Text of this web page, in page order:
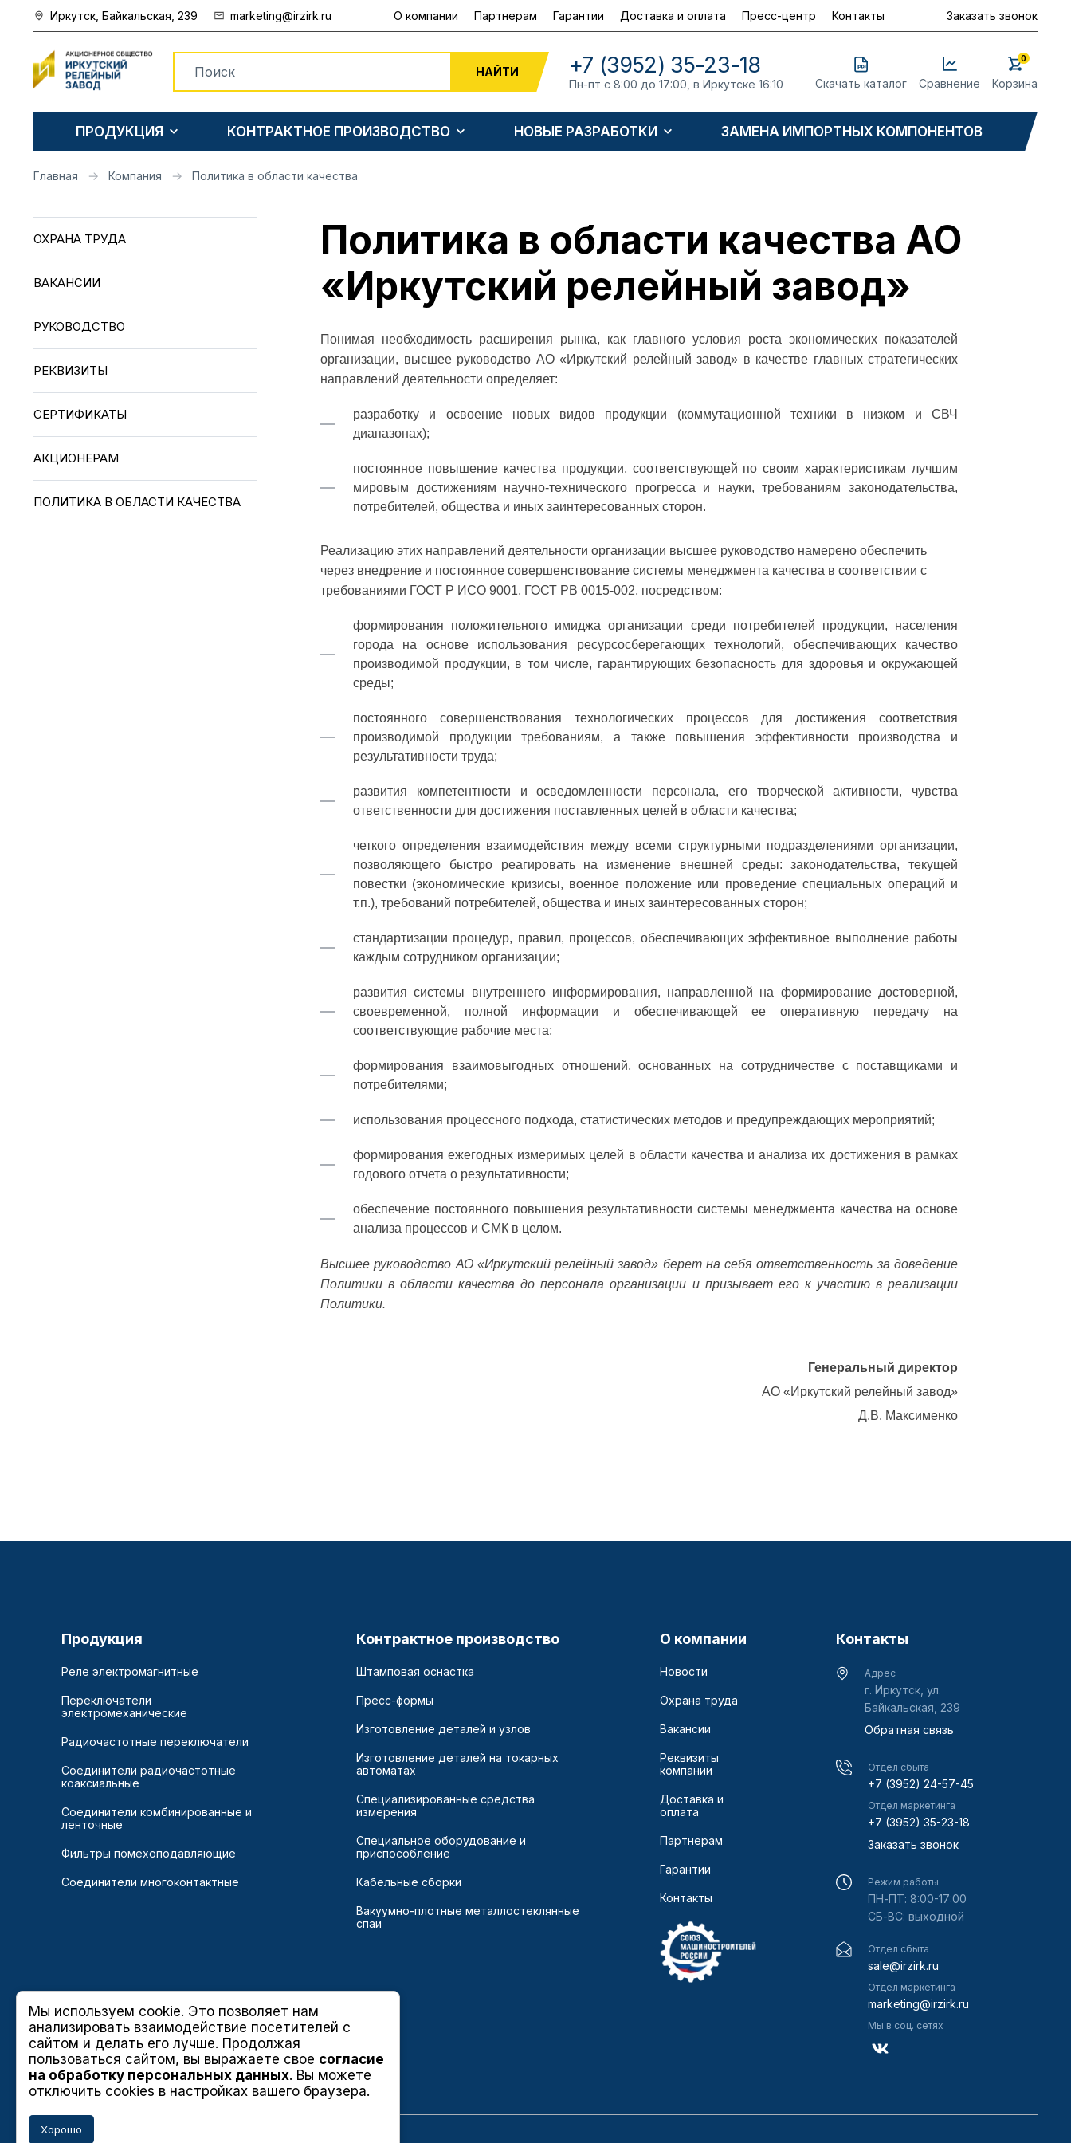
Иркутск, Байкальская, 239 marketing@irzirk.ru О компании Партнерам Гарантии Доставка и оплата Пресс-центр Контакты Заказать звонок
НАЙТИ +7 (3952) 35-23-18
Пн-пт с 8:00 до 17:00, в Иркутске 16:10 Скачать каталог Сравнение Корзина
0
ПРОДУКЦИЯ КОНТРАКТНОЕ ПРОИЗВОДСТВО НОВЫЕ РАЗРАБОТКИ ЗАМЕНА ИМПОРТНЫХ КОМПОНЕНТОВ
Главная Компания Политика в области качества
ОХРАНА ТРУДА
ВАКАНСИИ
РУКОВОДСТВО
РЕКВИЗИТЫ
СЕРТИФИКАТЫ
АКЦИОНЕРАМ
ПОЛИТИКА В ОБЛАСТИ КАЧЕСТВА
Политика в области качества АО
«Иркутский релейный завод»
Понимая необходимость расширения рынка, как главного условия роста экономических показателей
организации, высшее руководство АО «Иркутский релейный завод» в качестве главных стратегических
направлений деятельности определяет:
разработку и освоение новых видов продукции (коммутационной техники в низком и СВЧ
диапазонах);
постоянное повышение качества продукции, соответствующей по своим характеристикам лучшим
мировым достижениям научно-технического прогресса и науки, требованиям законодательства,
потребителей, общества и иных заинтересованных сторон.
Реализацию этих направлений деятельности организации высшее руководство намерено обеспечить
через внедрение и постоянное совершенствование системы менеджмента качества в соответствии с
требованиями ГОСТ Р ИСО 9001, ГОСТ РВ 0015-002, посредством:
формирования положительного имиджа организации среди потребителей продукции, населения
города на основе использования ресурсосберегающих технологий, обеспечивающих качество
производимой продукции, в том числе, гарантирующих безопасность для здоровья и окружающей
среды;
постоянного совершенствования технологических процессов для достижения соответствия
производимой продукции требованиям, а также повышения эффективности производства и
результативности труда;
развития компетентности и осведомленности персонала, его творческой активности, чувства
ответственности для достижения поставленных целей в области качества;
четкого определения взаимодействия между всеми структурными подразделениями организации,
позволяющего быстро реагировать на изменение внешней среды: законодательства, текущей
повестки (экономические кризисы, военное положение или проведение специальных операций и
т.п.), требований потребителей, общества и иных заинтересованных сторон;
стандартизации процедур, правил, процессов, обеспечивающих эффективное выполнение работы
каждым сотрудником организации;
развития системы внутреннего информирования, направленной на формирование достоверной,
своевременной, полной информации и обеспечивающей ее оперативную передачу на
соответствующие рабочие места;
формирования взаимовыгодных отношений, основанных на сотрудничестве с поставщиками и
потребителями;
использования процессного подхода, статистических методов и предупреждающих мероприятий;
формирования ежегодных измеримых целей в области качества и анализа их достижения в рамках
годового отчета о результативности;
обеспечение постоянного повышения результативности системы менеджмента качества на основе
анализа процессов и СМК в целом.
Высшее руководство АО «Иркутский релейный завод» берет на себя ответственность за доведение
Политики в области качества до персонала организации и призывает его к участию в реализации
Политики.
Генеральный директор
АО «Иркутский релейный завод»
Д.В. Максименко
Продукция
Реле электромагнитные
Переключатели
электромеханические
Радиочастотные переключатели
Соединители радиочастотные
коаксиальные
Соединители комбинированные и
ленточные
Фильтры помехоподавляющие
Соединители многоконтактные
Контрактное производство
Штамповая оснастка
Пресс-формы
Изготовление деталей и узлов
Изготовление деталей на токарных
автоматах
Специализированные средства
измерения
Специальное оборудование и
приспособление
Кабельные сборки
Вакуумно-плотные металлостеклянные
спаи
О компании
Новости
Охрана труда
Вакансии
Реквизиты
компании
Доставка и
оплата
Партнерам
Гарантии
Контакты
Контакты
Адрес
г. Иркутск, ул.
Байкальская, 239
Обратная связь
Отдел сбыта
+7 (3952) 24-57-45
Отдел маркетинга
+7 (3952) 35-23-18
Заказать звонок
Режим работы
ПН-ПТ: 8:00-17:00
СБ-ВС: выходной
Отдел сбыта
sale@irzirk.ru
Отдел маркетинга
marketing@irzirk.ru
Мы в соц. сетях
Мы используем cookie. Это позволяет нам
анализировать взаимодействие посетителей с
сайтом и делать его лучше. Продолжая
пользоваться сайтом, вы выражаете свое согласие
на обработку персональных данных. Вы можете
отключить cookies в настройках вашего браузера.
Хорошо